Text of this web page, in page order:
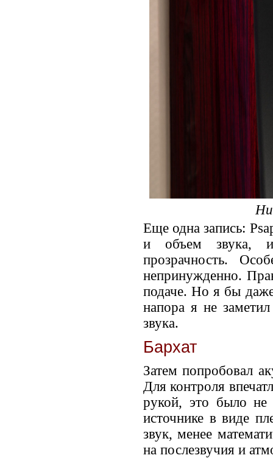
Еще одна запись:
и объем звука, и
прозрачность.
непринужденно.
подаче. Но я бы
напора я не
звука.
Бархат
Затем попробовал
Для контроля
рукой, это было не
источнике в виде
звук, менее
на послезвучия и